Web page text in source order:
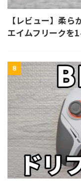
【レビュー】柔
エイムフリークを
8